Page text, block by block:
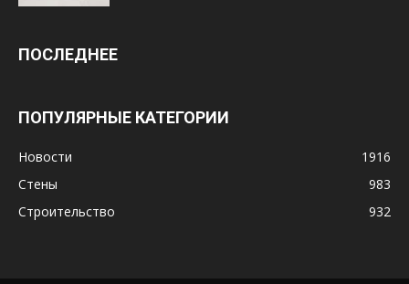
ПОСЛЕДНЕЕ
ПОПУЛЯРНЫЕ КАТЕГОРИИ
Новости
1916
Стены
983
Строительство
932